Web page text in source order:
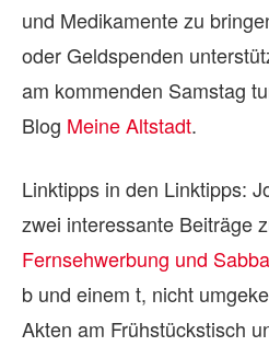
und Medikamente zu
oder Geldspenden
am kommenden Samstag
Blog Meine Altstadt.
Linktipps in den Linktipps:
zwei interessante Beiträge
Fernsehwerbung und
b und einem t, nicht
Akten am Frühstückstisch